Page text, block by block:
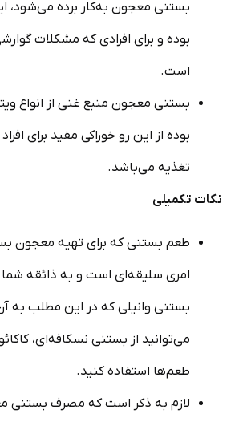
بستنی معجون به‌کار برده می‌شود،
بوده و برای افرادی که مشکلات
است.
بستنی معجون منبع غنی از انواع
بوده از این رو خوراکی مفید برای
تغذیه می‌باشد.
نکات تکمیلی
طعم بستنی که برای تهیه معجون
امری سلیقه‌ای است و به ذائقه شما
بستنی وانیلی که در این مطلب به آن
می‌توانید از بستنی نسکافه‌ای،
طعم‌ها استفاده کنید.
لازم به ذکر است که مصرف بستنی